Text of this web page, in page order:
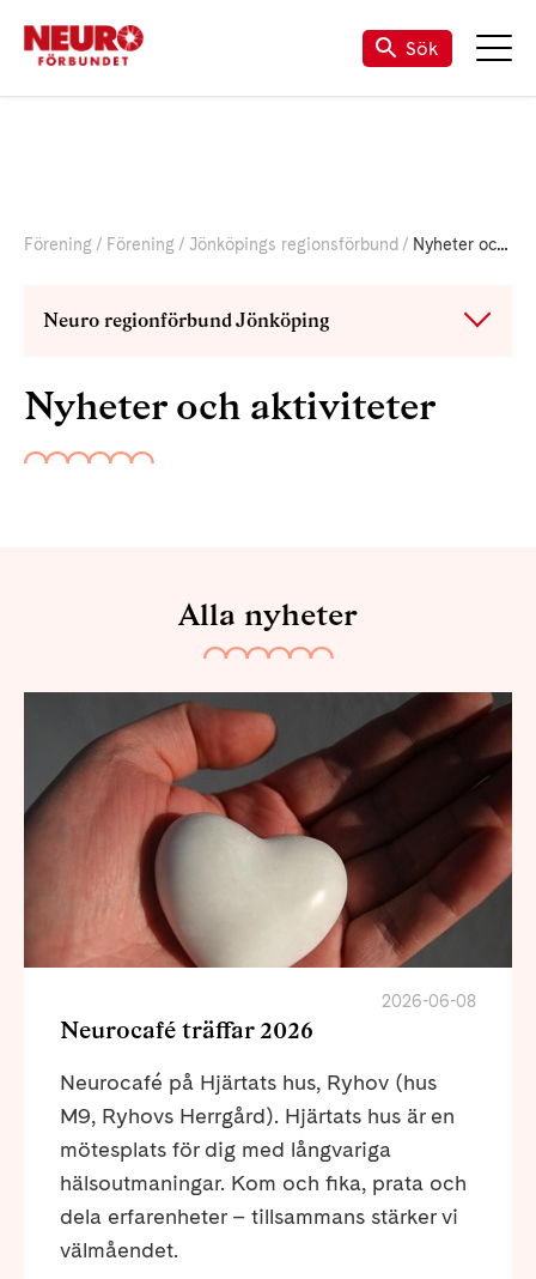
Sök
Förening Förening Jönköpings regionsförbund Nyheter och aktiviteter
Neuro regionförbund Jönköping
Nyheter och aktiviteter
Alla nyheter
2026-06-08
Neurocafé träffar 2026
Neurocafé på Hjärtats hus, Ryhov (hus
M9, Ryhovs Herrgård). Hjärtats hus är en
mötesplats för dig med långvariga
hälsoutmaningar. Kom och fika, prata och
dela erfarenheter – tillsammans stärker vi
välmåendet.